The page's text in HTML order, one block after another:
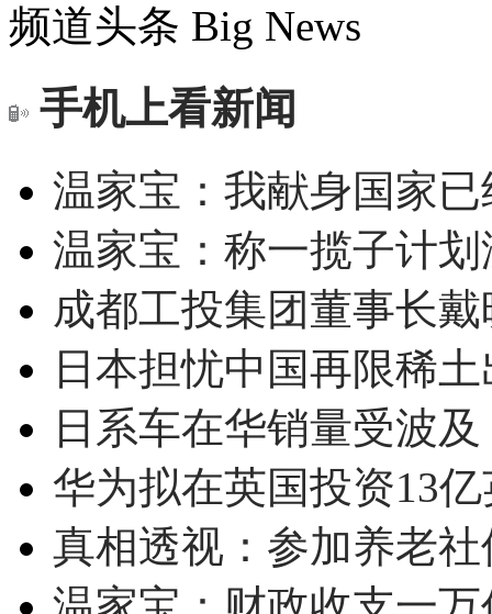
频道头条 Big News
手机上看新闻
温家宝：我献身国家
温家宝：称一揽子计
成都工投集团董事长
日本担忧中国再限稀
日系车在华销量受波
华为拟在英国投资13
真相透视：参加养老